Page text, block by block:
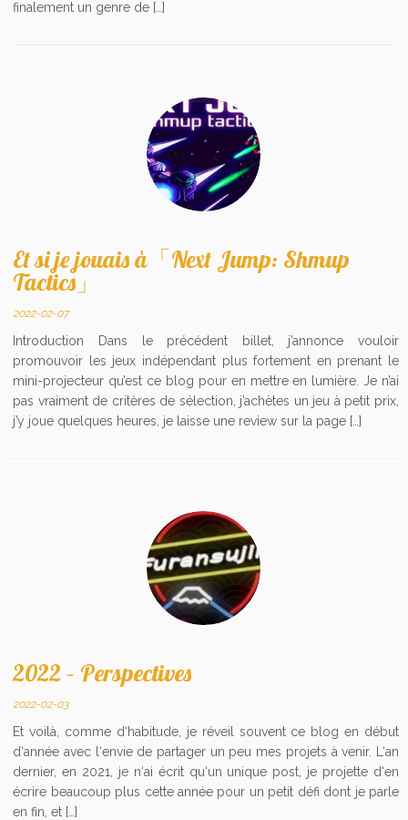
finalement un genre de […]
Et si je jouais à「Next Jump: Shmup
Tactics」
2022-02-07
Introduction Dans le précédent billet, j’annonce vouloir
promouvoir les jeux indépendant plus fortement en prenant le
mini-projecteur qu’est ce blog pour en mettre en lumière. Je n’ai
pas vraiment de critères de sélection, j’achètes un jeu à petit prix,
j’y joue quelques heures, je laisse une review sur la page […]
2022 – Perspectives
2022-02-03
Et voilà, comme d‘habitude, je réveil souvent ce blog en début
d‘année avec l‘envie de partager un peu mes projets à venir. L‘an
dernier, en 2021, je n‘ai écrit qu‘un unique post, je projette d‘en
écrire beaucoup plus cette année pour un petit défi dont je parle
en fin, et […]